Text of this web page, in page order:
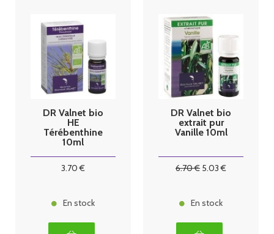
DR Valnet bio
HE
Térébenthine
10ml
3.70 €
En stock
DR Valnet bio
extrait pur
Vanille 10ml
6.70€ 5.03 €
En stock